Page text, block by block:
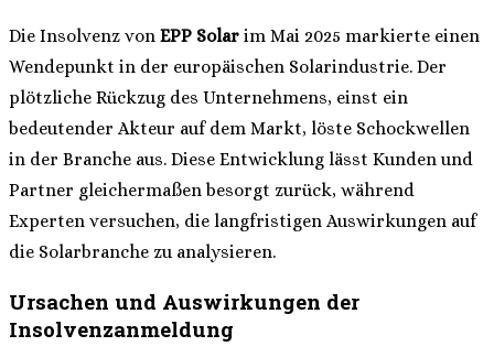
Die Insolvenz von EPP Solar im Mai 2025 markierte einen
Wendepunkt in der europäischen Solarindustrie. Der
plötzliche Rückzug des Unternehmens, einst ein
bedeutender Akteur auf dem Markt, löste Schockwellen
in der Branche aus. Diese Entwicklung lässt Kunden und
Partner gleichermaßen besorgt zurück, während
Experten versuchen, die langfristigen Auswirkungen auf
die Solarbranche zu analysieren.
Ursachen und Auswirkungen der
Insolvenzanmeldung